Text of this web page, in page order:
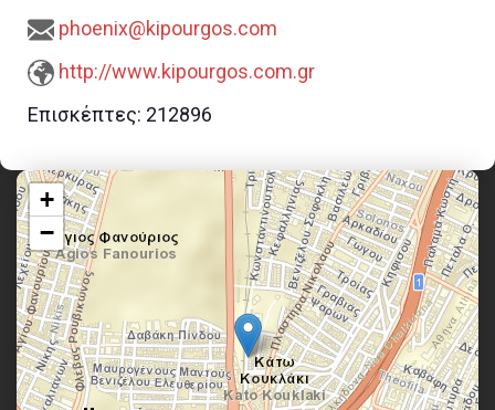
phoenix@kipourgos.com
http://www.kipourgos.com.gr
Επισκέπτες: 212896
+
−